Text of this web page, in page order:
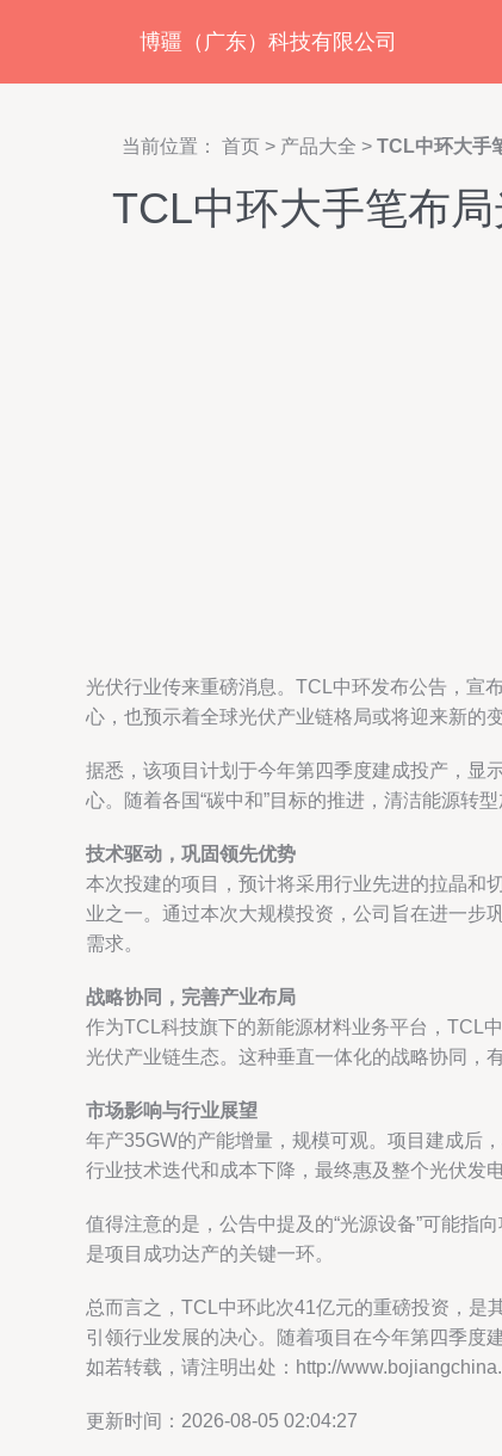
博疆（广东）科技有限公司
当前位置： 首页 > 产品大全 > TCL中环大手
TCL中环大手笔布
光伏行业传来重磅消息。TCL中环发布公告，宣
心，也预示着全球光伏产业链格局或将迎来新的变
据悉，该项目计划于今年第四季度建成投产，显
心。随着各国“碳中和”目标的推进，清洁能源转
技术驱动，巩固领先优势
本次投建的项目，预计将采用行业先进的拉晶和
业之一。通过本次大规模投资，公司旨在进一步
需求。
战略协同，完善产业布局
作为TCL科技旗下的新能源材料业务平台，TCL
光伏产业链生态。这种垂直一体化的战略协同，
市场影响与行业展望
年产35GW的产能增量，规模可观。项目建成后
行业技术迭代和成本下降，最终惠及整个光伏发
值得注意的是，公告中提及的“光源设备”可能指
是项目成功达产的关键一环。
总而言之，TCL中环此次41亿元的重磅投资，是
引领行业发展的决心。随着项目在今年第四季度
如若转载，请注明出处：http://
更新时间：2026-08-05 02:04:27